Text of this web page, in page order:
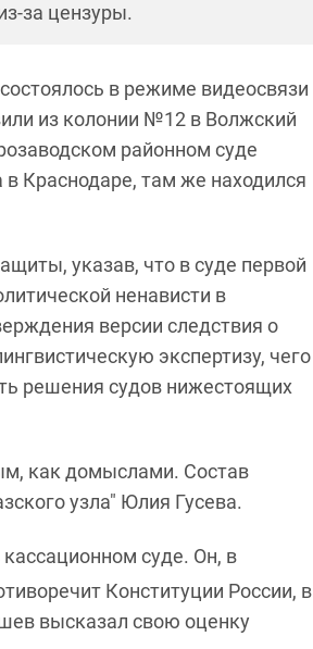
за цензуры.
в режиме видеосвязи
из колонии №12 в Волжский
районном суде
Краснодаре, там же находился
указав, что в суде первой
ненависти в
версии следствия о
экспертизу, чего
решения судов нижестоящих
как домыслами. Состав
узла" Юлия Гусева.
суде. Он, в
Конституции России, в
высказал свою оценку